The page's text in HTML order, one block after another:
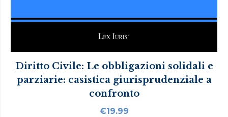
Diritto Civile: Le obbligazioni solidali e
parziarie: casistica giurisprudenziale a
confronto
€19.99